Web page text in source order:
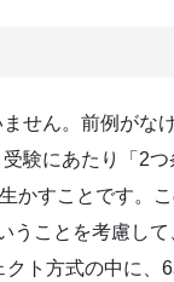
せん。前例がな
験にあたり「2
かすことです。
ことを考慮し
ト方式の中に、